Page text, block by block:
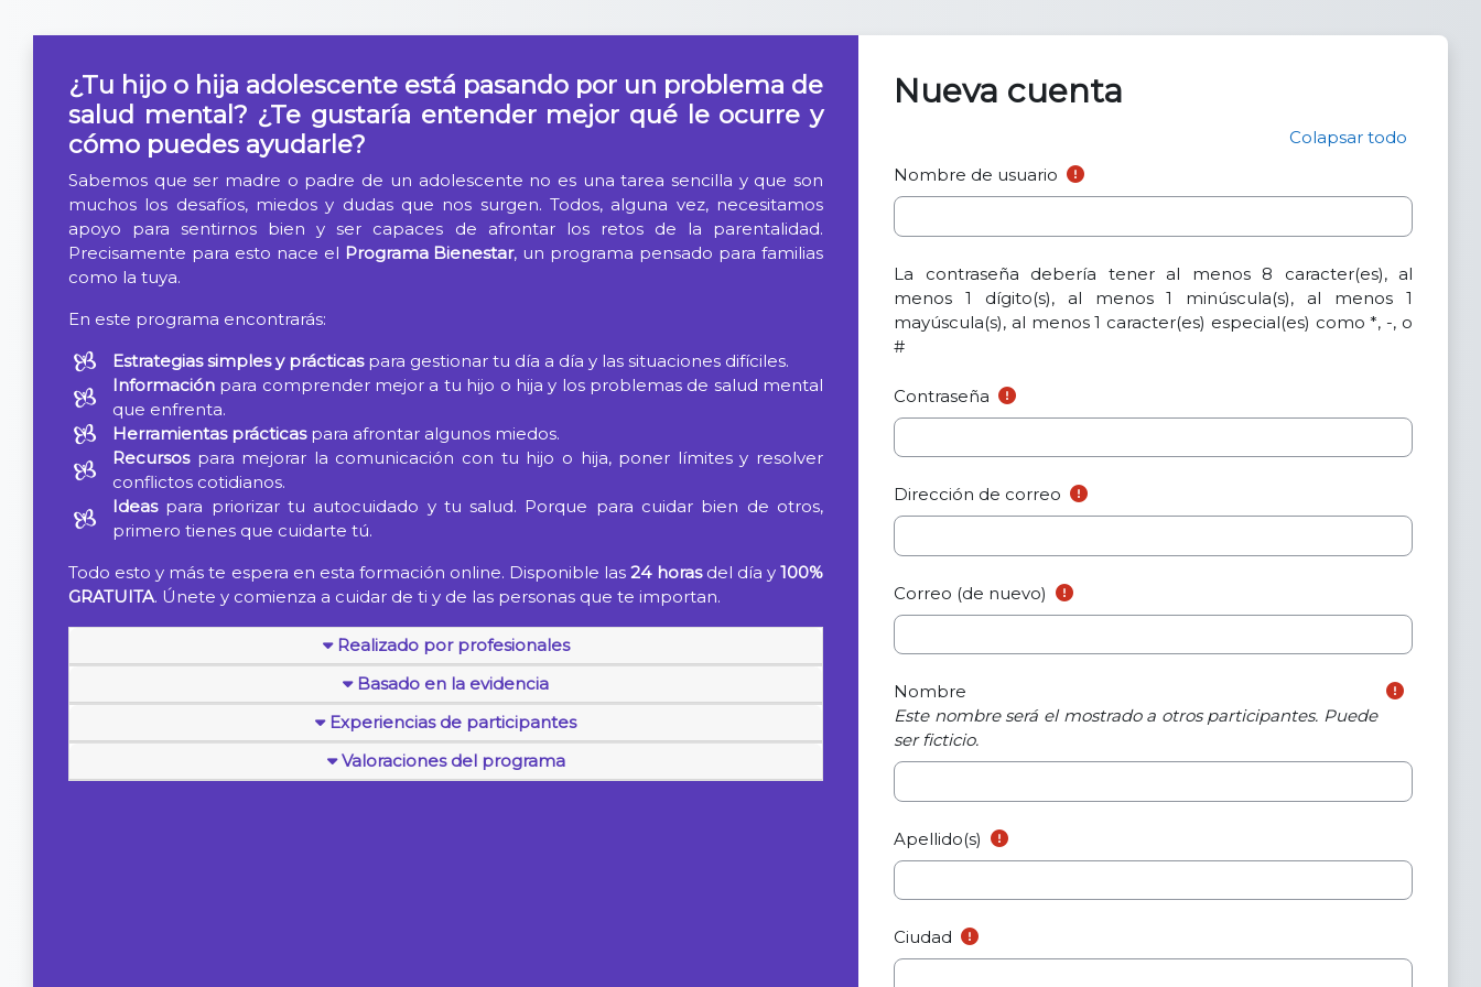
¿Tu hijo o hija adolescente está pasando por un problema de
salud mental? ¿Te gustaría entender mejor qué le ocurre y
cómo puedes ayudarle?
Sabemos que ser madre o padre de un adolescente no es una tarea sencilla y que son
muchos los desafíos, miedos y dudas que nos surgen. Todos, alguna vez, necesitamos
apoyo para sentirnos bien y ser capaces de afrontar los retos de la parentalidad.
Precisamente para esto nace el Programa Bienestar, un programa pensado para familias
como la tuya.
En este programa encontrarás:
Estrategias simples y prácticaspara gestionar tu día a día y las situaciones difíciles.
Información para comprender mejor a tu hijo o hija y los problemas de salud mental
que enfrenta.
Herramientas prácticaspara afrontar algunos miedos.
Recursospara mejorar la comunicación con tu hijo o hija, poner límites y resolver
conflictos cotidianos.
Ideaspara priorizar tu autocuidado y tu salud. Porque para cuidar bien de otros,
primero tienes que cuidarte tú.
Todo esto y más te espera en esta formación online. Disponible las24 horasdel día y100%
GRATUITA. Únete y comienza a cuidar de ti y de las personas que te importan.
Realizado por profesionales
Basado en la evidencia
Experiencias de participantes
Valoraciones del programa
Nueva cuenta
Colapsar todo
Nombre de usuario
La contraseña debería tener al menos 8 caracter(es), al
menos 1 dígito(s), al menos 1 minúscula(s), al menos 1
mayúscula(s), al menos 1 caracter(es) especial(es) como *, -, o
#
Contraseña
Dirección de correo
Correo (de nuevo)
Nombre
Este nombre será el mostrado a otros participantes. Puede
ser ficticio.
Apellido(s)
Ciudad